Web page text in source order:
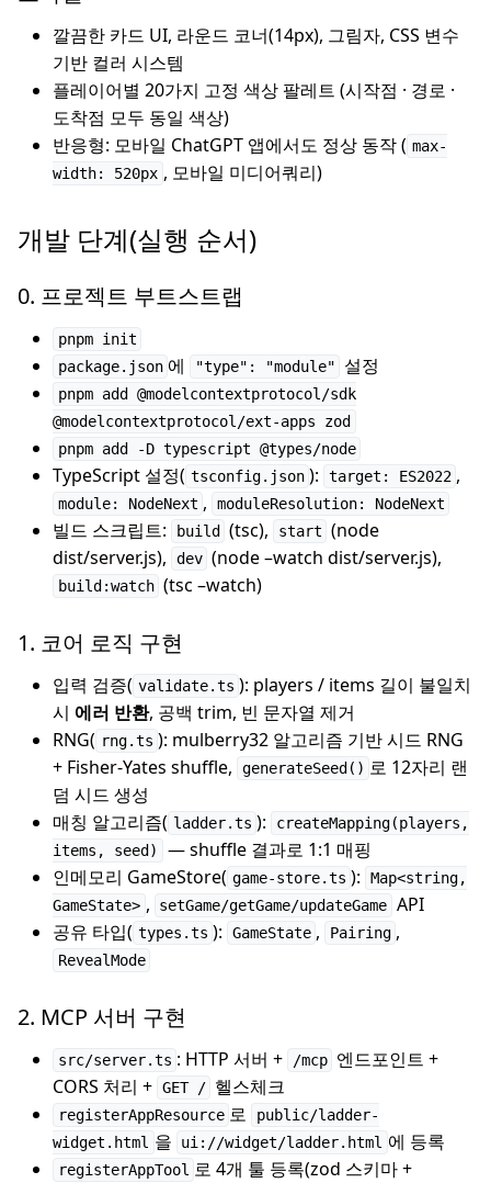
깔끔한 카드 UI, 라운드 코너(14px), 그림자, CSS 변수
기반 컬러 시스템
플레이어별 20가지 고정 색상 팔레트 (시작점 · 경로 ·
도착점 모두 동일 색상)
반응형: 모바일 ChatGPT 앱에서도 정상 동작 ( max-
width: 520px , 모바일 미디어쿼리)
개발 단계(실행 순서)
0. 프로젝트 부트스트랩
pnpm init
package.json 에 "type": "module" 설정
pnpm add @modelcontextprotocol/sdk
@modelcontextprotocol/ext-apps zod
pnpm add -D typescript @types/node
TypeScript 설정( tsconfig.json ): target: ES2022 ,
module: NodeNext , moduleResolution: NodeNext
빌드 스크립트: build (tsc), start (node
dist/server.js),
dev (node –watch dist/server.js),
build:watch (tsc –watch)
1. 코어 로직 구현
입력 검증( validate.ts ): players / items 길이 불일치
시 에러 반환, 공백 trim, 빈 문자열 제거
RNG( rng.ts ): mulberry32 알고리즘 기반 시드 RNG
+ Fisher-Yates shuffle,
generateSeed() 로 12자리 랜
덤 시드 생성
매칭 알고리즘( ladder.ts ):
createMapping(players,
items, seed)
— shuffle 결과로 1:1 매핑
인메모리 GameStore( game-store.ts ):
Map<string,
GameState> , setGame/getGame/updateGame API
공유 타입( types.ts ): GameState , Pairing ,
RevealMode
2. MCP 서버 구현
src/server.ts : HTTP 서버 + /mcp 엔드포인트 +
CORS 처리 + GET / 헬스체크
registerAppResource 로
public/ladder-
widget.html 을 ui://widget/ladder.html 에 등록
registerAppTool 로 4개 툴 등록(zod 스키마 +